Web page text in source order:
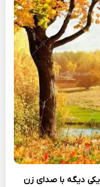
دیگه با صدای زن